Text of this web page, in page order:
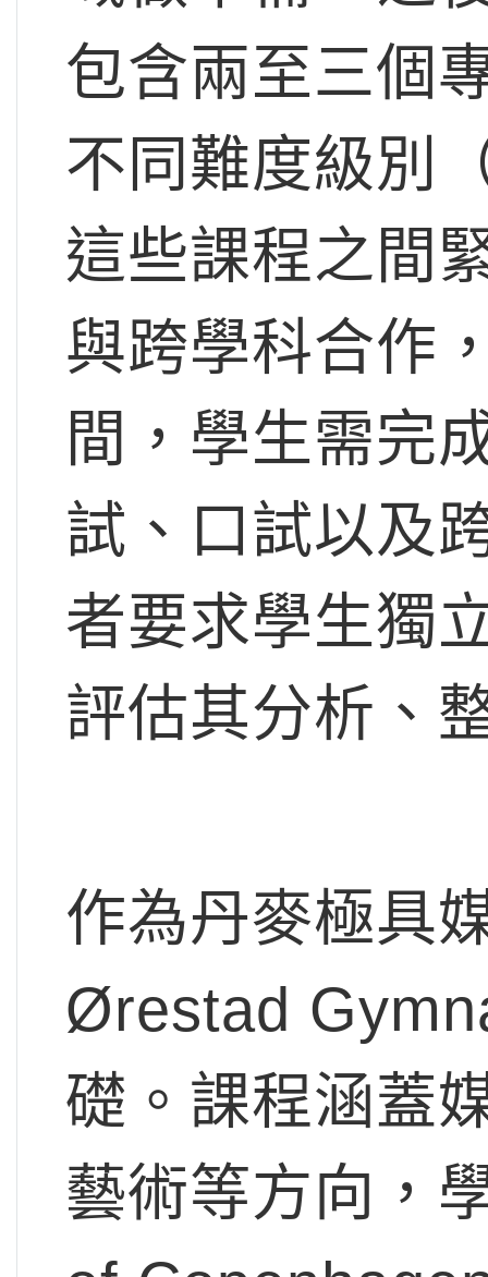
包含兩至三個
不同難度級別
這些課程之間
與跨學科合作
間，學生需完
試、口試以及
者要求學生獨
評估其分析、
作為丹麥極具
Ørestad
礎。課程涵蓋
藝術等方向，